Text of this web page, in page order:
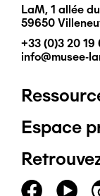
LaM, 1 allée
59650
+33 (0)3 20 19
info@musee-
Pied
de
page
Espace